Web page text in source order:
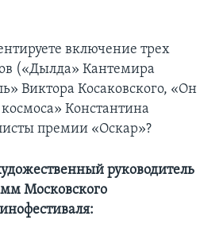
включение трех
(«Дылда» Кантемира
Виктора Косаковского, «Он
Константина
премии «Оскар»?
руководитель
Московского